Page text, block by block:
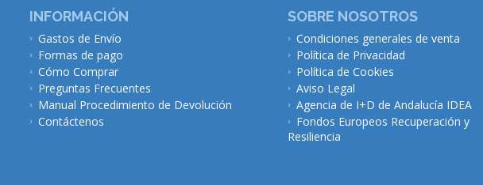
INFORMACIÓN
Gastos de Envío
Formas de pago
Cómo Comprar
Preguntas Frecuentes
Manual Procedimiento de Devolución
Contáctenos
SOBRE NOSOTROS
Condiciones generales de venta
Política de Privacidad
Política de Cookies
Aviso Legal
Agencia de I+D de Andalucía IDEA
Fondos Europeos Recuperación y
Resiliencia